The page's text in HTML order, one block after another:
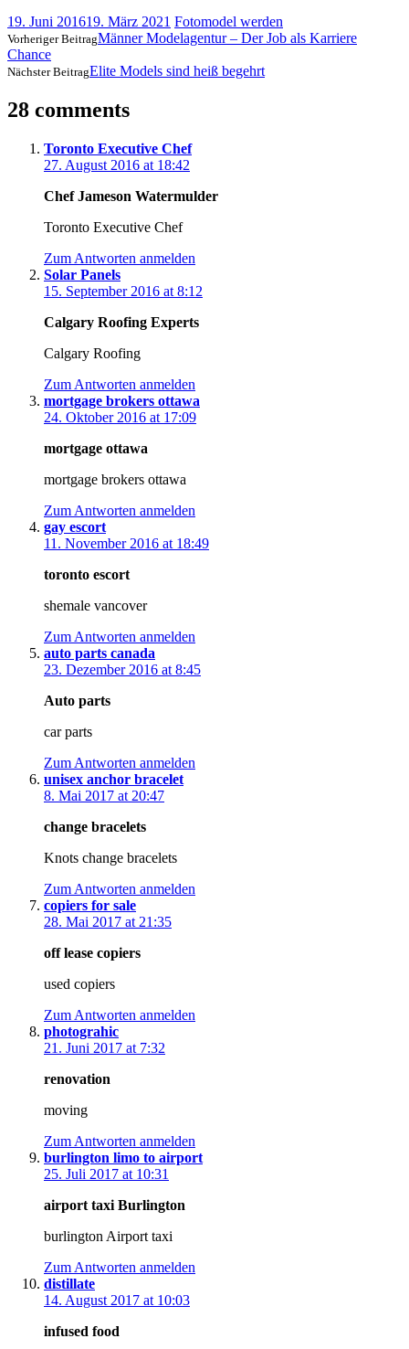
19. Juni 201619. März 2021 Fotomodel werden
Vorheriger BeitragMänner Modelagentur – Der Job als Karriere
Chance
Nächster BeitragElite Models sind heiß begehrt
28 comments
Toronto Executive Chef
27. August 2016 at 18:42
Chef Jameson Watermulder
Toronto Executive Chef
Zum Antworten anmelden
Solar Panels
15. September 2016 at 8:12
Calgary Roofing Experts
Calgary Roofing
Zum Antworten anmelden
mortgage brokers ottawa
24. Oktober 2016 at 17:09
mortgage ottawa
mortgage brokers ottawa
Zum Antworten anmelden
gay escort
11. November 2016 at 18:49
toronto escort
shemale vancover
Zum Antworten anmelden
auto parts canada
23. Dezember 2016 at 8:45
Auto parts
car parts
Zum Antworten anmelden
unisex anchor bracelet
8. Mai 2017 at 20:47
change bracelets
Knots change bracelets
Zum Antworten anmelden
copiers for sale
28. Mai 2017 at 21:35
off lease copiers
used copiers
Zum Antworten anmelden
photograhic
21. Juni 2017 at 7:32
renovation
moving
Zum Antworten anmelden
burlington limo to airport
25. Juli 2017 at 10:31
airport taxi Burlington
burlington Airport taxi
Zum Antworten anmelden
distillate
14. August 2017 at 10:03
infused food